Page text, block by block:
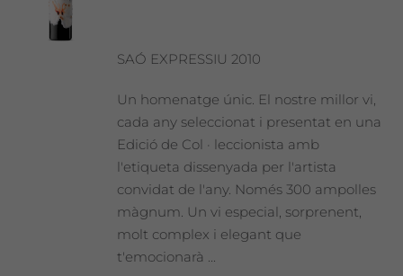
SAÓ EXPRESSIU 2010
Un homenatge únic. El nostre millor vi,
cada any seleccionat i presentat en una
Edició de Col · leccionista amb
l'etiqueta dissenyada per l'artista
convidat de l'any. Només 300 ampolles
màgnum. Un vi especial, sorprenent,
molt complex i elegant que
t'emocionarà ...